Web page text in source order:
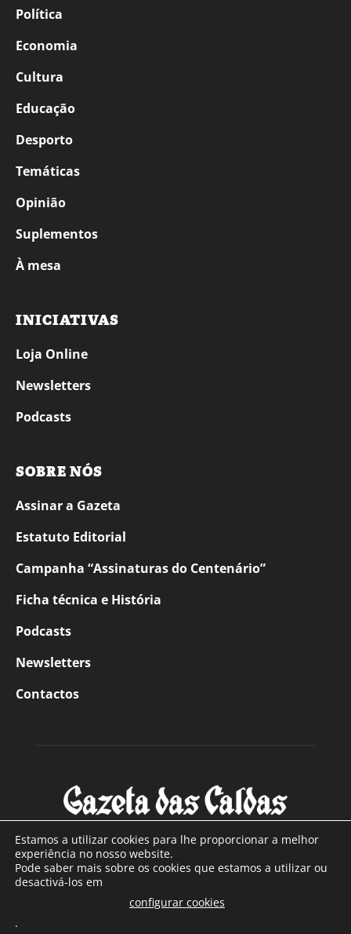
Política
Economia
Cultura
Educação
Desporto
Temáticas
Opinião
Suplementos
À mesa
INICIATIVAS
Loja Online
Newsletters
Podcasts
SOBRE NÓS
Assinar a Gazeta
Estatuto Editorial
Campanha “Assinaturas do Centenário”
Ficha técnica e História
Podcasts
Newsletters
Contactos
SOBRE NÓS
Com sede nas Caldas da Rainha e mais de 90 anos de
Estamos a utilizar cookies para lhe proporcionar a melhor
experiência no nosso website.
Pode saber mais sobre os cookies que estamos a utilizar ou
desactivá-los em
configurar cookies
.